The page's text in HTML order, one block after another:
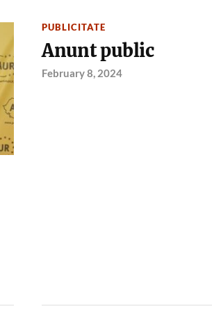
PUBLICITATE
Anunt public
February 8, 2024